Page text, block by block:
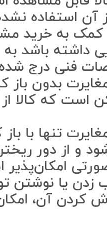
آن استفاده
به خرید
داشته باشد
فنی درج
بدون باز
که کالا از
تنها با
و از دور
زدن یا
کردن آن،